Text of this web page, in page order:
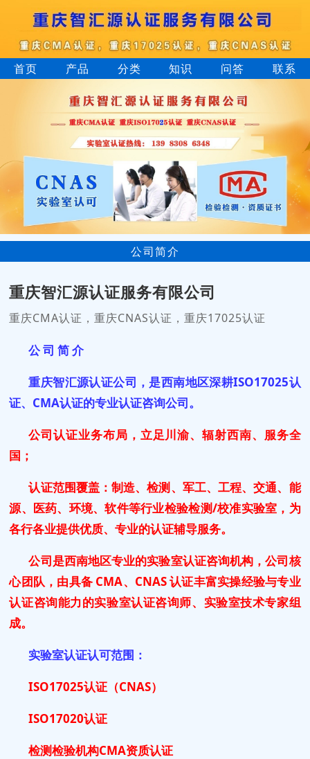
首页 产品 分类 知识 问答 联系
公司简介
重庆智汇源认证服务有限公司
重庆CMA认证，重庆CNAS认证，重庆17025认证
公 司 简 介
重庆智汇源认证公司，是西南地区深耕ISO17025认
证、CMA认证的专业认证咨询公司。
公司认证业务布局，立足川渝、辐射西南、服务全
国；
认证范围覆盖：制造、检测、军工、工程、交通、能
源、医药、环境、软件等行业检验检测/校准实验室，为
各行各业提供优质、专业的认证辅导服务。
公司是西南地区专业的实验室认证咨询机构，公司核
心团队，由具备 CMA、CNAS 认证丰富实操经验与专业
认证咨询能力的实验室认证咨询师、实验室技术专家组
成。
实验室认证认可范围：
ISO17025认证（CNAS）
ISO17020认证
检测检验机构CMA资质认证